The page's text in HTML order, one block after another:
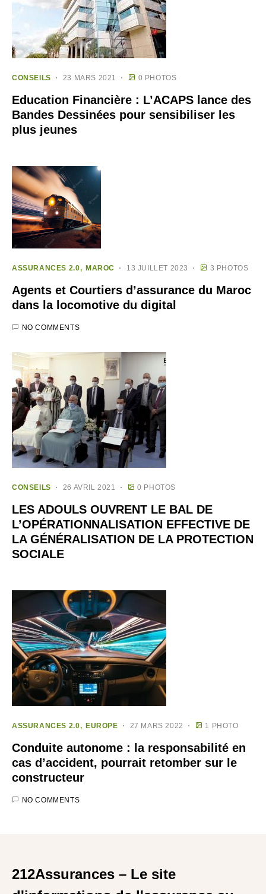
CONSEILS 23 MARS 2021 0 PHOTOS
Education Financière : L’ACAPS lance des
Bandes Dessinées pour sensibiliser les
plus jeunes
ASSURANCES 2.0 MAROC 13 JUILLET 2023 3 PHOTOS
Agents et Courtiers d’assurance du Maroc
dans la locomotive du digital
NO COMMENTS
CONSEILS 26 AVRIL 2021 0 PHOTOS
LES ADOULS OUVRENT LE BAL DE
L’OPÉRATIONNALISATION EFFECTIVE DE
LA GÉNÉRALISATION DE LA PROTECTION
SOCIALE
ASSURANCES 2.0 EUROPE 27 MARS 2022 1 PHOTO
Conduite autonome : la responsabilité en
cas d’accident, pourrait retomber sur le
constructeur
NO COMMENTS
212Assurances – Le site